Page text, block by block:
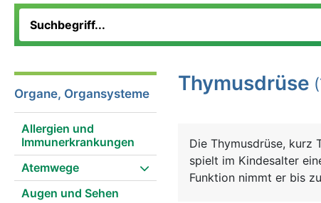
Organe, Organsysteme
Allergien und
Immunerkrankungen
Atemwege
Augen und Sehen
Thymusdrüse
Die Thymusdrüse, kurz
spielt im Kindesalter
Funktion nimmt er bis